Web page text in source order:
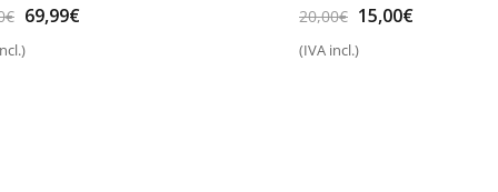
€ El
original
69,99€El
opciones
20,00€ El
original
15,00€El
(IVA incl.)Añadir al carrito